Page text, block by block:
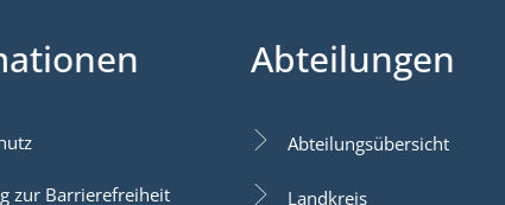
zur Barrierefreiheit
Abteilungen
Abteilungsübersicht
Landkreis